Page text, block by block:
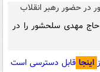
صوت مداحی‌های دهه اول محرم سال ۱۴۰۵ حاج مهدی سلحشور را در
اینجا قابل دسترسی است